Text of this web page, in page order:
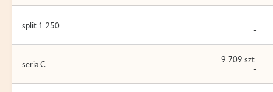
split 1:250
-
-
seria C
9 709 szt.
-